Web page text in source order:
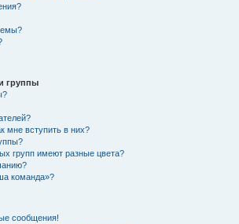
группы
мне вступить в них?
групп имеют разные цвета?
команда»?
сообщения!